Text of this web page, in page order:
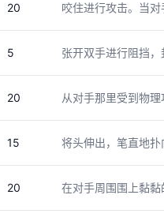
20 咬住进行攻击。当对
5 张开双手进行阻挡，
20 从对手那里受到物理
15 将头伸出，笔直地扑
20 在对手周围围上黏黏